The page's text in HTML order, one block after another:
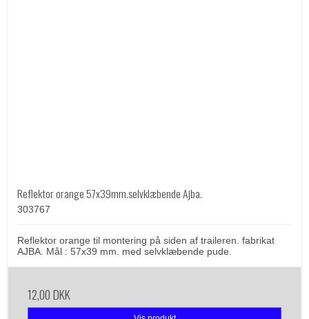
Reflektor orange 57x39mm.selvklæbende Ajba.
303767
Reflektor orange til montering på siden af traileren. fabrikat
AJBA. Mål : 57x39 mm. med selvklæbende pude.
12,00 DKK